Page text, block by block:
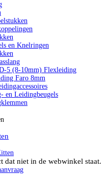
en Knelringen
5 (8-10mm) Flexleiding
Faro 8mm
en Leidingbeugels
dat niet in de webwinkel staat.